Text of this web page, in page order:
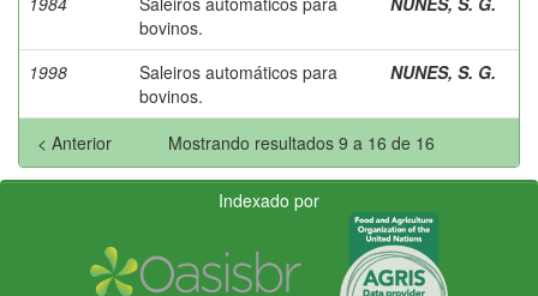
bovinos.
1998
Saleiros automáticos para
bovinos.
NUNES, S. G.
Mostrando resultados 9 a 16 de 16
< Anterior
Indexado por